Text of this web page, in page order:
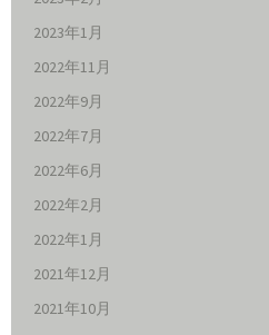
2023年1月
2022年11月
2022年9月
2022年7月
2022年6月
2022年2月
2022年1月
2021年12月
2021年10月